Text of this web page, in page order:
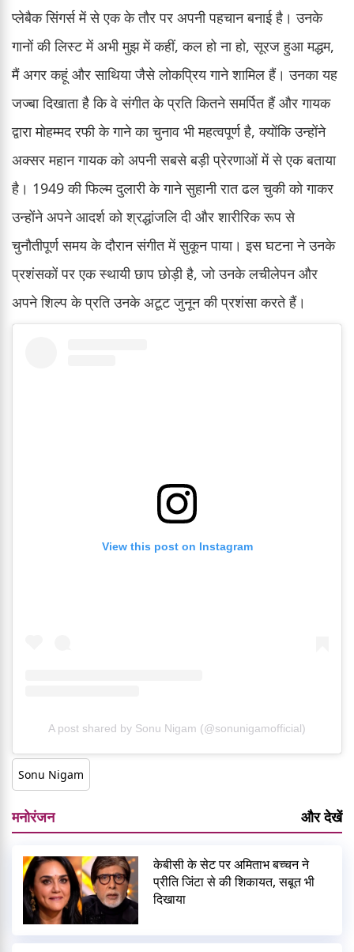
प्लेबैक सिंगर्स में से एक के तौर पर अपनी पहचान बनाई है। उनके
गानों की लिस्ट में अभी मुझ में कहीं, कल हो ना हो, सूरज हुआ मद्धम,
मैं अगर कहूं और साथिया जैसे लोकप्रिय गाने शामिल हैं। उनका यह
जज्बा दिखाता है कि वे संगीत के प्रति कितने समर्पित हैं और गायक
द्वारा मोहम्मद रफी के गाने का चुनाव भी महत्वपूर्ण है, क्योंकि उन्होंने
अक्सर महान गायक को अपनी सबसे बड़ी प्रेरणाओं में से एक बताया
है। 1949 की फिल्म दुलारी के गाने सुहानी रात ढल चुकी को गाकर
उन्होंने अपने आदर्श को श्रद्धांजलि दी और शारीरिक रूप से
चुनौतीपूर्ण समय के दौरान संगीत में सुकून पाया। इस घटना ने उनके
प्रशंसकों पर एक स्थायी छाप छोड़ी है, जो उनके लचीलेपन और
अपने शिल्प के प्रति उनके अटूट जुनून की प्रशंसा करते हैं।
View this post on Instagram
A post shared by Sonu Nigam (@sonunigamofficial)
Sonu Nigam
मनोरंजन और देखें
केबीसी के सेट पर अमिताभ बच्चन ने
प्रीति जिंटा से की शिकायत, सबूत भी
दिखाया